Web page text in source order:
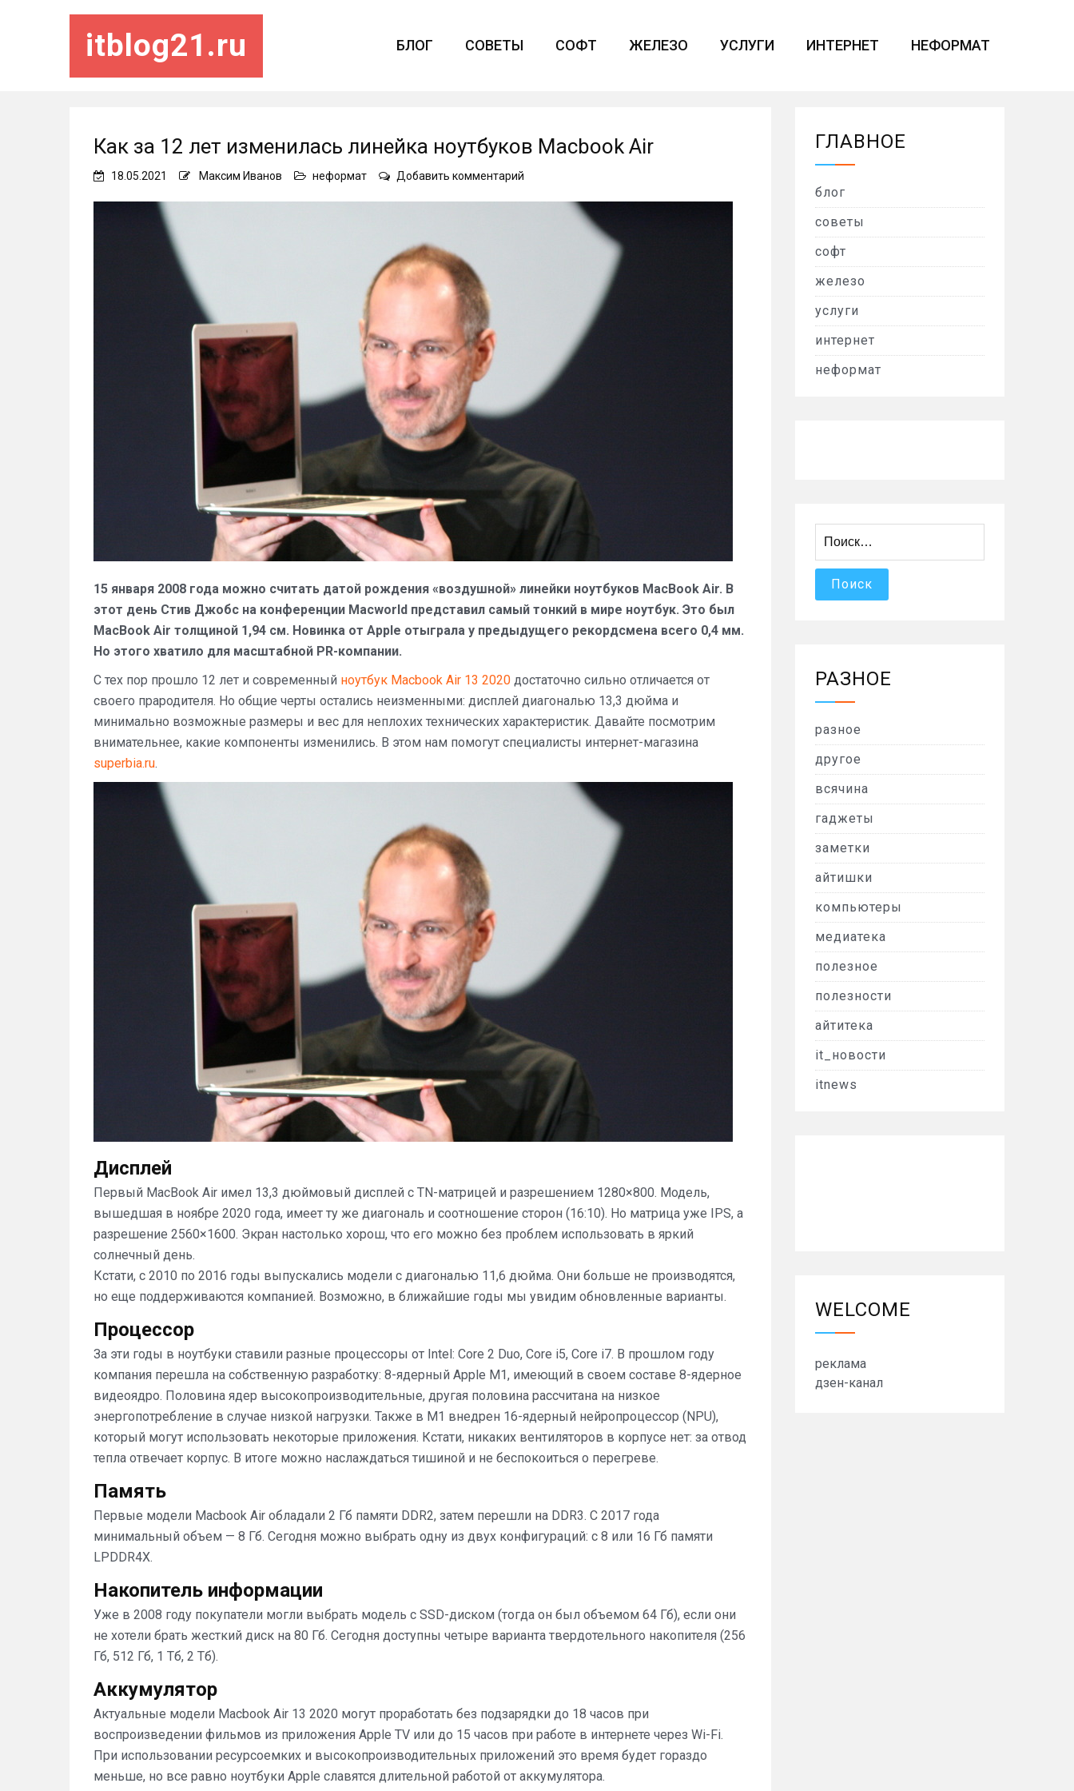
itblog21.ru БЛОГ СОВЕТЫ СОФТ ЖЕЛЕЗО УСЛУГИ ИНТЕРНЕТ НЕФОРМАТ
Как за 12 лет изменилась линейка ноутбуков Macbook Air
18.05.2021 Максим Иванов неформат Добавить комментарий
15 января 2008 года можно считать датой рождения «воздушной» линейки ноутбуков MacBook Air. В
этот день Стив Джобс на конференции Macworld представил самый тонкий в мире ноутбук. Это был
MacBook Air толщиной 1,94 см. Новинка от Apple отыграла у предыдущего рекордсмена всего 0,4 мм.
Но этого хватило для масштабной PR-компании.
С тех пор прошло 12 лет и современный ноутбук Macbook Air 13 2020 достаточно сильно отличается от
своего прародителя. Но общие черты остались неизменными: дисплей диагональю 13,3 дюйма и
минимально возможные размеры и вес для неплохих технических характеристик. Давайте посмотрим
внимательнее, какие компоненты изменились. В этом нам помогут специалисты интернет-магазина
superbia.ru.
Дисплей
Первый MacBook Air имел 13,3 дюймовый дисплей с TN-матрицей и разрешением 1280×800. Модель,
вышедшая в ноябре 2020 года, имеет ту же диагональ и соотношение сторон (16:10). Но матрица уже IPS, а
разрешение 2560×1600. Экран настолько хорош, что его можно без проблем использовать в яркий
солнечный день.
Кстати, с 2010 по 2016 годы выпускались модели с диагональю 11,6 дюйма. Они больше не производятся,
но еще поддерживаются компанией. Возможно, в ближайшие годы мы увидим обновленные варианты.
Процессор
За эти годы в ноутбуки ставили разные процессоры от Intel: Core 2 Duo, Core i5, Core i7. В прошлом году
компания перешла на собственную разработку: 8-ядерный Apple M1, имеющий в своем составе 8-ядерное
видеоядро. Половина ядер высокопроизводительные, другая половина рассчитана на низкое
энергопотребление в случае низкой нагрузки. Также в M1 внедрен 16-ядерный нейропроцессор (NPU),
который могут использовать некоторые приложения. Кстати, никаких вентиляторов в корпусе нет: за отвод
тепла отвечает корпус. В итоге можно наслаждаться тишиной и не беспокоиться о перегреве.
Память
Первые модели Macbook Air обладали 2 Гб памяти DDR2, затем перешли на DDR3. С 2017 года
минимальный объем — 8 Гб. Сегодня можно выбрать одну из двух конфигураций: с 8 или 16 Гб памяти
LPDDR4X.
Накопитель информации
Уже в 2008 году покупатели могли выбрать модель с SSD-диском (тогда он был объемом 64 Гб), если они
не хотели брать жесткий диск на 80 Гб. Сегодня доступны четыре варианта твердотельного накопителя (256
Гб, 512 Гб, 1 Тб, 2 Тб).
Аккумулятор
Актуальные модели Macbook Air 13 2020 могут проработать без подзарядки до 18 часов при
воспроизведении фильмов из приложения Apple TV или до 15 часов при работе в интернете через Wi-Fi.
При использовании ресурсоемких и высокопроизводительных приложений это время будет гораздо
меньше, но все равно ноутбуки Apple славятся длительной работой от аккумулятора.
ГЛАВНОЕ
блог
советы
софт
железо
услуги
интернет
неформат
РАЗНОЕ
разное
другое
всячина
гаджеты
заметки
айтишки
компьютеры
медиатека
полезное
полезности
айтитека
it_новости
itnews
WELCOME
реклама
дзен-канал